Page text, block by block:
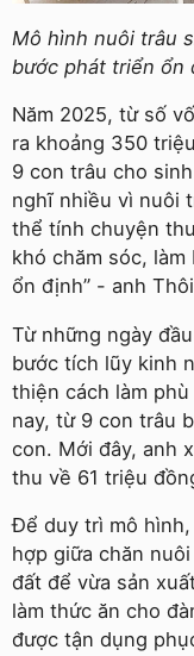
Mô hình nuôi trâu
bước phát triển ổn
Năm 2025, từ số
ra khoảng 350
9 con trâu cho
nghĩ nhiều vì nuôi
thể tính chuyện
khó chăm sóc,
ổn định” - anh
Từ những ngày
bước tích lũy kinh
thiện cách làm
nay, từ 9 con trâu
con. Mới đây, anh
thu về 61 triệu
Để duy trì mô
hợp giữa chăn
đất để vừa sản
làm thức ăn cho
được tận dụng